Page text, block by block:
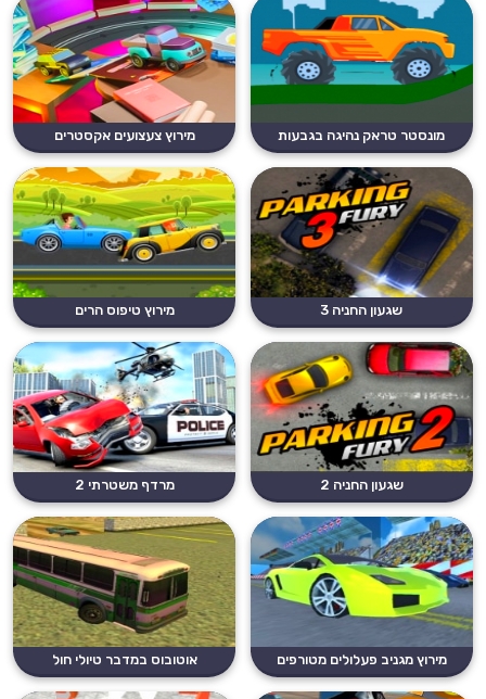
מונסטר טראק נהיגה בגבעות מירוץ צעצועים אקסטרים
שגעון החניה 3 מירוץ טיפוס הרים
שגעון החניה 2 מרדף משטרתי 2
מירוץ מגניב פעלולים מטורפים אוטובוס במדבר טיולי חול